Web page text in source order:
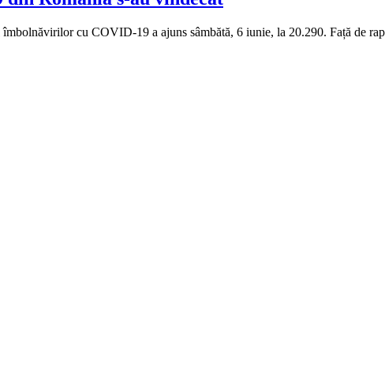
cu COVID-19 a ajuns sâmbătă, 6 iunie, la 20.290. Față de